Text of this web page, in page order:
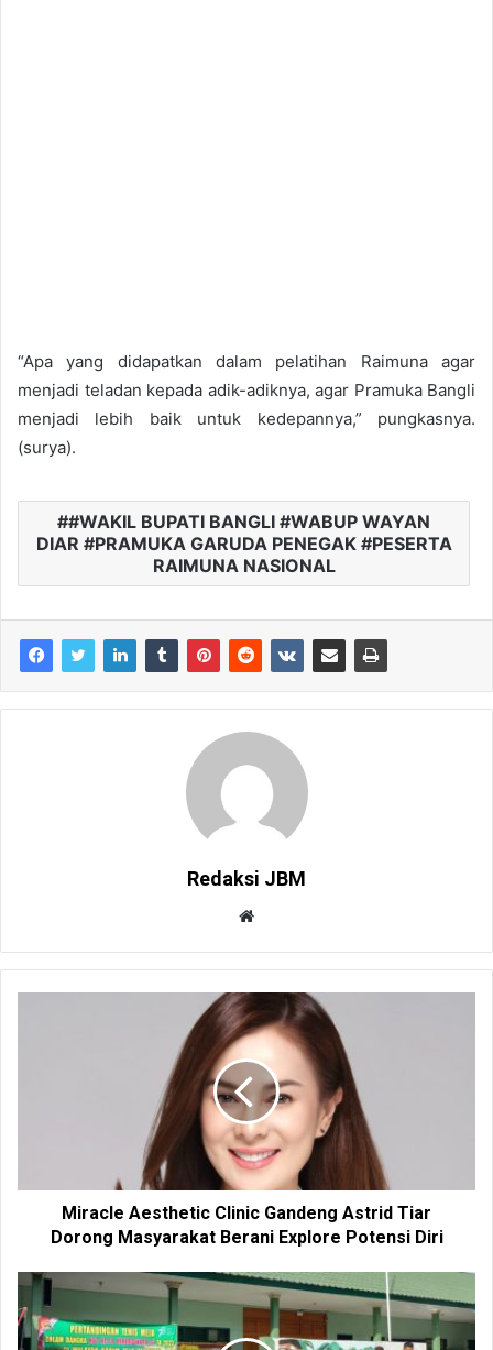
“Apa yang didapatkan dalam pelatihan Raimuna agar
menjadi teladan kepada adik-adiknya, agar Pramuka Bangli
menjadi lebih baik untuk kedepannya,” pungkasnya.
(surya).
#WAKIL BUPATI BANGLI #WABUP WAYAN
DIAR #PRAMUKA GARUDA PENEGAK #PESERTA
RAIMUNA NASIONAL
Redaksi JBM
b
s
i
e
Miracle Aesthetic Clinic Gandeng Astrid Tiar
Dorong Masyarakat Berani Explore Potensi Diri